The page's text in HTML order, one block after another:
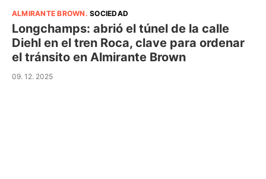
ALMIRANTE BROWN .SOCIEDAD
Longchamps: abrió el túnel de la calle
Diehl en el tren Roca, clave para ordenar
el tránsito en Almirante Brown
09. 12. 2025